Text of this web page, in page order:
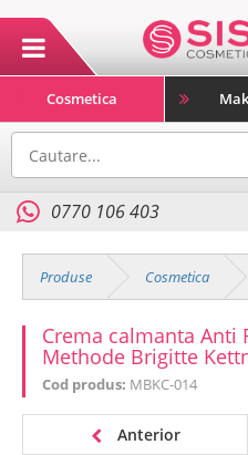
Cosmetica
0770 106 403
Produse Cosmetica
Crema calmanta Anti
Methode Brigitte
Cod produs: MBKC-014
Anterior